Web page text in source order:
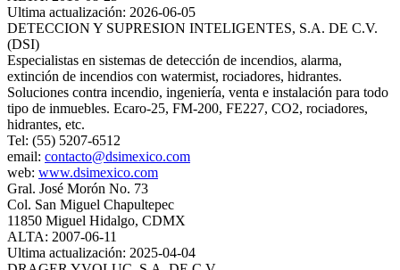
Ultima actualización: 2026-06-05
DETECCION Y SUPRESION INTELIGENTES, S.A. DE C.V.
(DSI)
Especialistas en sistemas de detección de incendios, alarma,
extinción de incendios con watermist, rociadores, hidrantes.
Soluciones contra incendio, ingeniería, venta e instalación para todo
tipo de inmuebles. Ecaro-25, FM-200, FE227, CO2, rociadores,
hidrantes, etc.
Tel: (55) 5207-6512
email: contacto@dsimexico.com
web: www.dsimexico.com
Gral. José Morón No. 73
Col. San Miguel Chapultepec
11850 Miguel Hidalgo, CDMX
ALTA: 2007-06-11
Ultima actualización: 2025-04-04